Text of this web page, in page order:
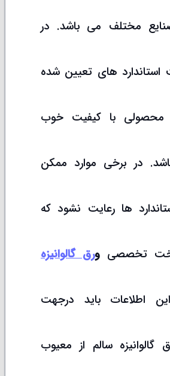
مختلف می باشد. در
استاندارد های تعیین شده
محصولی با کیفیت خوب
در برخی موارد ممکن
ها رعایت نشود که
تخصصی ورق گالوانیزه
اطلاعات باید درجهت
سالم از معیوب